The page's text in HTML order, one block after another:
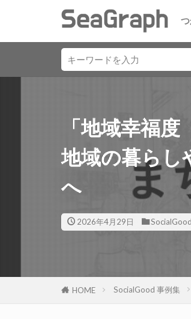
「地域幸福度
地域の暮らし
へ
2026年4月29日
HOME SocialGood 事例集